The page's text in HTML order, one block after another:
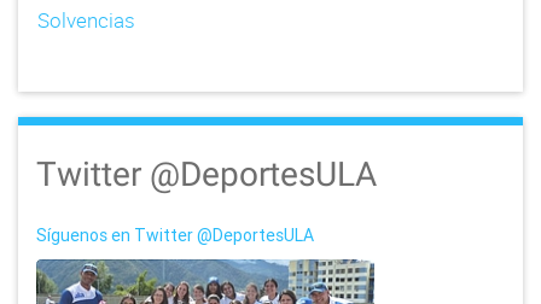
nSolvencias
Twitter @DeportesULA
Síguenos en Twitter @DeportesULA